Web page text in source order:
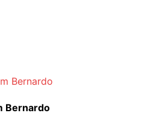
Bernardo